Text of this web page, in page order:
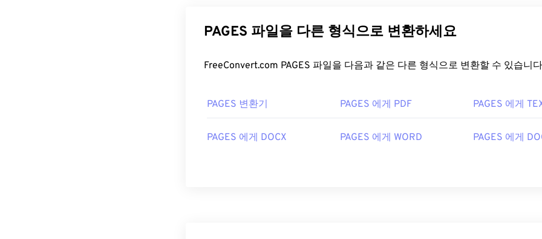
PAGES 파일을 다른 형식으로 변환하세요
FreeConvert.com PAGES 파일을 다음과 같은 다른 형식으로 변환할 수 있습니
PAGES 변환기 PAGES 에게 PDF PAGES 에게
PAGES 에게 DOCX PAGES 에게 WORD PAGES 에게